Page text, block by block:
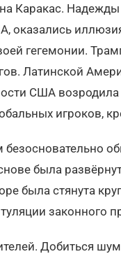
Каракас. Надежды
оказались
гегемонии.
Латинской
США
игроков,
была
была стянута
законного
Добиться